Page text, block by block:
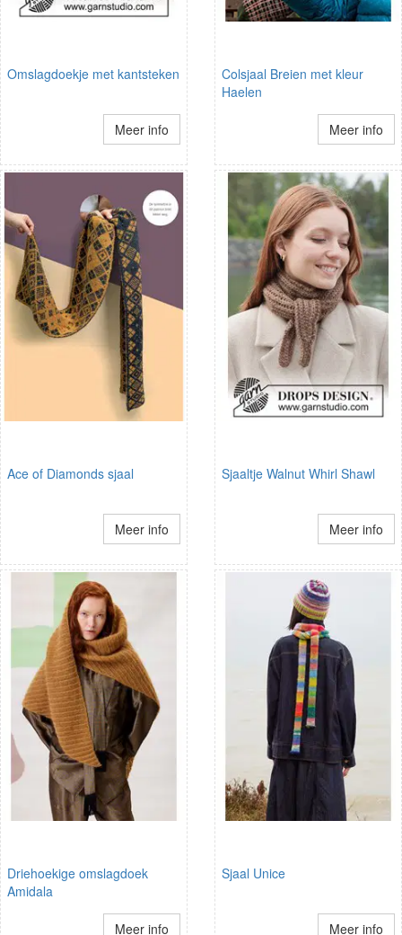
Omslagdoekje met kantsteken
Meer info
Colsjaal Breien met kleur
Haelen
Meer info
Ace of Diamonds sjaal
Meer info
Sjaaltje Walnut Whirl Shawl
Meer info
Driehoekige omslagdoek
Amidala
Meer info
Sjaal Unice
Meer info